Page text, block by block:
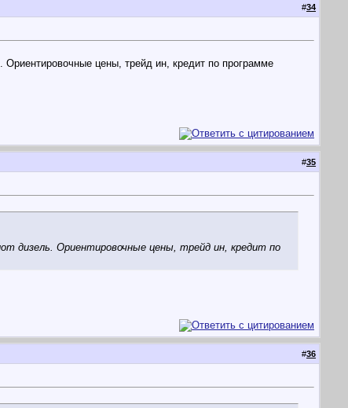
#34
Ориентировочные цены, трейд ин, кредит по программе
#35
дизель. Ориентировочные цены, трейд ин, кредит по
#36